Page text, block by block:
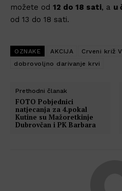
možete od 12 do 18 sati, a u
od 13 do 18 sati.
OZNAKE AKCIJA
Crveni križ
dobrovoljno darivanje krvi
Prethodni članak
FOTO Pobjednici
natjecanja za 4.pokal
Kutine su Mažoretkinje
Dubrovčan i PK Barbara